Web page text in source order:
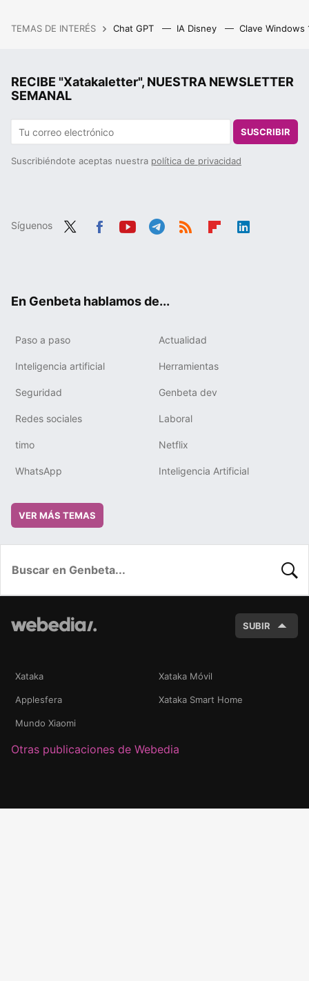
TEMAS DE INTERÉS Chat GPT IA Disney Clave Windows
RECIBE "Xatakaletter", NUESTRA NEWSLETTER
SEMANAL
SUSCRIBIR
Suscribiéndote aceptas nuestra política de privacidad
Síguenos
En Genbeta hablamos de...
Paso a paso Actualidad
Inteligencia artificial Herramientas
Seguridad Genbeta dev
Redes sociales Laboral
timo Netflix
WhatsApp Inteligencia Artificial
VER MÁS TEMAS
SUBIR
Xataka Xataka Móvil
Applesfera Xataka Smart Home
Mundo Xiaomi
Otras publicaciones de Webedia